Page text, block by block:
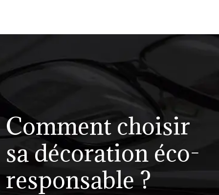
Comment choisir
sa décoration éco-
responsable ?